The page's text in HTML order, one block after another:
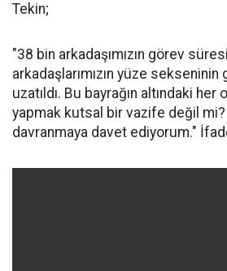
Tekin;
"38 bin arkadaşımızın görev
arkadaşlarımızın yüze
uzatıldı. Bu bayrağın altındaki her
yapmak kutsal bir vazife değil
davranmaya davet ediyorum."